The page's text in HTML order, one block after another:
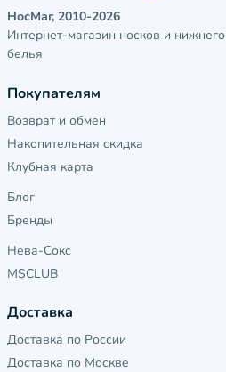
НосМаг, 2010-2026
Интернет-магазин носков и нижнего
белья
Покупателям
Возврат и обмен
Накопительная скидка
Клубная карта
Блог
Бренды
Нева-Сокс
MSCLUB
Доставка
Доставка по России
Доставка по Москве